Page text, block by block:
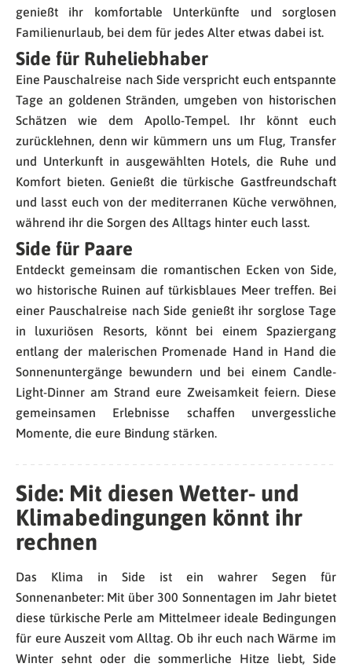
genießt ihr komfortable Unterkünfte und sorglosen
Familienurlaub, bei dem für jedes Alter etwas dabei ist.
Side für Ruheliebhaber
Eine Pauschalreise nach Side verspricht euch entspannte
Tage an goldenen Stränden, umgeben von historischen
Schätzen wie dem Apollo-Tempel. Ihr könnt euch
zurücklehnen, denn wir kümmern uns um Flug, Transfer
und Unterkunft in ausgewählten Hotels, die Ruhe und
Komfort bieten. Genießt die türkische Gastfreundschaft
und lasst euch von der mediterranen Küche verwöhnen,
während ihr die Sorgen des Alltags hinter euch lasst.
Side für Paare
Entdeckt gemeinsam die romantischen Ecken von Side,
wo historische Ruinen auf türkisblaues Meer treffen. Bei
einer Pauschalreise nach Side genießt ihr sorglose Tage
in luxuriösen Resorts, könnt bei einem Spaziergang
entlang der malerischen Promenade Hand in Hand die
Sonnenuntergänge bewundern und bei einem Candle-
Light-Dinner am Strand eure Zweisamkeit feiern. Diese
gemeinsamen Erlebnisse schaffen unvergessliche
Momente, die eure Bindung stärken.
Side: Mit diesen Wetter- und
Klimabedingungen könnt ihr
rechnen
Das Klima in Side ist ein wahrer Segen für
Sonnenanbeter: Mit über 300 Sonnentagen im Jahr bietet
diese türkische Perle am Mittelmeer ideale Bedingungen
für eure Auszeit vom Alltag. Ob ihr euch nach Wärme im
Winter sehnt oder die sommerliche Hitze liebt, Side